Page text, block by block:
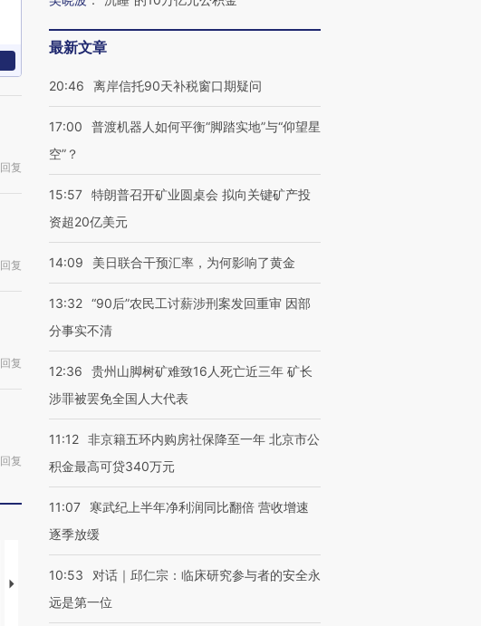
回复
回复
回复
回复
视线｜“入侵”还是“人道危
机”？难民潮撕裂西班牙
湖北宜昌局部短时降雨
哈尔滨遭遇短时极端强降
最新文章
20:46 离岸信托90天补税窗口期疑问
17:00
普渡机器人如何平衡“脚踏实地”与“仰望星
空”？
15:57 特朗普召开矿业圆桌会 拟向关键矿产投
资超20亿美元
14:09 美日联合干预汇率，为何影响了黄金
13:32 “90后”农民工讨薪涉刑案发回重审 因部
分事实不清
12:36
贵州山脚树矿难致16人死亡近三年 矿长
涉罪被罢免全国人大代表
11:12 非京籍五环内购房社保降至一年 北京市公
积金最高可贷340万元
11:07
寒武纪上半年净利润同比翻倍 营收增速
逐季放缓
10:53
对话｜邱仁宗：临床研究参与者的安全永
远是第一位